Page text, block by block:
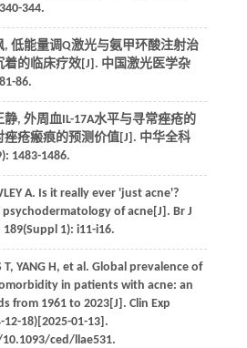
344.
, 低能量调Q激光与氨甲环酸注射治
着的临床疗效[J]. 中国激光医学杂
86.
静, 外周血IL-17A水平与寻常痤疮的
痤疮瘢痕的预测价值[J]. 中华全科
1483-1486.
A. Is it really ever 'just acne'?
of acne[J]. Br J
1): i11-i16.
T, YANG H, et al. Global prevalence of
in patients with acne: an
from 1961 to 2023[J]. Clin Exp
12-18)[2025-01-13].
ced/llae531.